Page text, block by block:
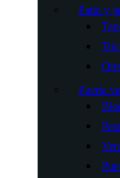
Patio y
Puerta